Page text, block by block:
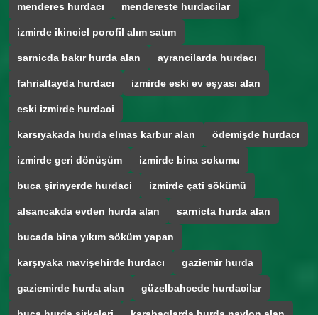
menderes hurdacı mendereste hurdacilar
izmirde ikinciel porofil alım satım
sarnicda bakır hurda alan ayrancilarda hurdacı
fahrialtayda hurdacı izmirde eski ev eşyası alan
eski izmirde hurdaci
karsıyakada hurda elmas karbur alan ödemişde hurdacı
izmirde geri dönüşüm izmirde bina sokumu
buca şirinyerde hurdaci izmirde çati sökümü
alsancakda evden hurda alan sarnicta hurda alan
bucada bina yıkım söküm yapan
karşıyaka mavişehirde hurdacı gaziemir hurda
gaziemirde hurda alan güzelbahcede hurdacilar